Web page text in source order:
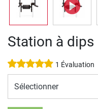
Station à dips
1 Évaluation
Sélectionner